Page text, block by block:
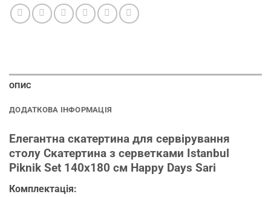
ОПИС
ДОДАТКОВА ІНФОРМАЦІЯ
Елегантна скатертина для сервірування
столу Скатертина з серветками Istanbul
Piknik Set 140х180 см Happy Days Sari
Комплектація: